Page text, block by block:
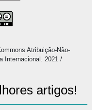
Atribuição-Não-
Internacional. 2021 /
artigos!